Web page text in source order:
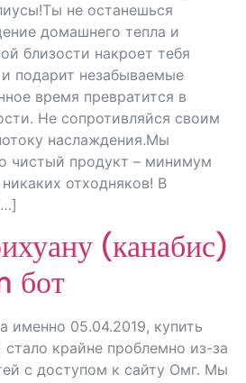
не останешься
домашнего тепла и
близости накроет тебя
подарит незабываемые
время превратится в
Не сопротивляйся своим
наслаждения.Мы
чистый продукт – минимум
отходняков! В
(канабис)
бот
именно 05.04.2019, купить
крайне проблемно из-за
с доступом к сайту Омг. Мы